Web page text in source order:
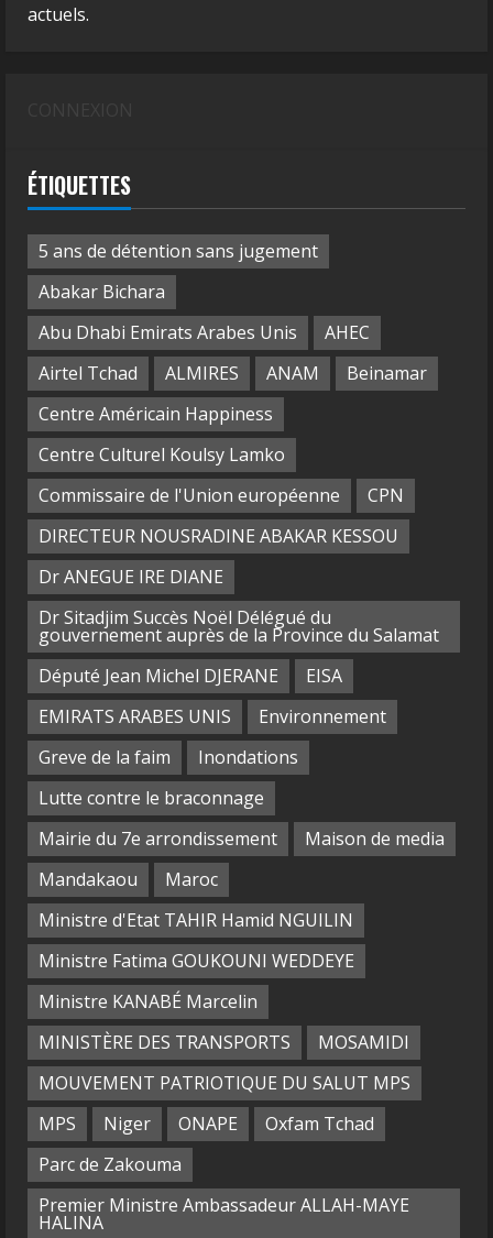
actuels.
ÉTIQUETTES
5 ans de détention sans jugement
Abakar Bichara
Abu Dhabi Emirats Arabes Unis
AHEC
Airtel Tchad
ALMIRES ANAM
Beinamar
Centre Américain Happiness
Centre Culturel Koulsy Lamko
Commissaire de l'Union européenne
CPN
DIRECTEUR NOUSRADINE ABAKAR KESSOU
Dr ANEGUE IRE DIANE
Dr Sitadjim Succès Noël Délégué du
gouvernement auprès de la Province du Salamat
Député Jean Michel DJERANE
EISA
EMIRATS ARABES UNIS
Environnement
Greve de la faim
Inondations
Lutte contre le braconnage
Mairie du 7e arrondissement
Maison de media
Mandakaou
Maroc
Ministre d'Etat TAHIR Hamid NGUILIN
Ministre Fatima GOUKOUNI WEDDEYE
Ministre KANABÉ Marcelin
MINISTÈRE DES TRANSPORTS
MOSAMIDI
MOUVEMENT PATRIOTIQUE DU SALUT MPS
MPS
Niger ONAPE
Oxfam Tchad
Parc de Zakouma
Premier Ministre Ambassadeur ALLAH-MAYE
HALINA